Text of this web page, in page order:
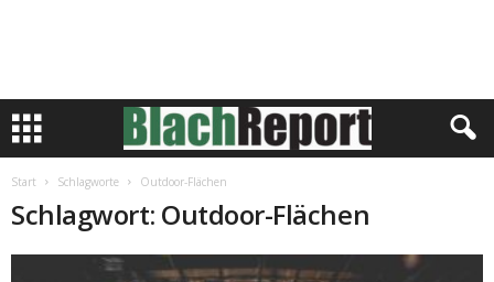
Start Schlagworte Outdoor-Flächen
Schlagwort: Outdoor-Flächen